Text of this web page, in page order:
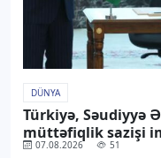
DÜNYA
Türkiyə, Səudiyyə
müttəfiqlik sazişi
07.08.2026 51